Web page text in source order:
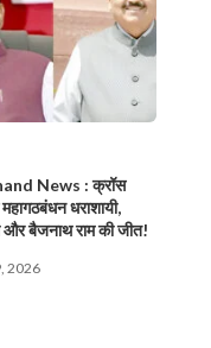
News : क्रॉस
धराशायी,
और बैजनाथ राम की जीत!
2026